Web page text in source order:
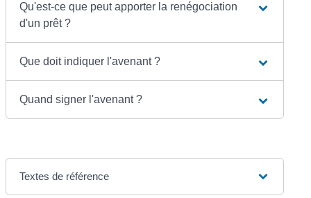
Qu'est-ce que peut apporter la renégociation
d'un prêt ?
Que doit indiquer l'avenant ?
Quand signer l'avenant ?
Textes de référence